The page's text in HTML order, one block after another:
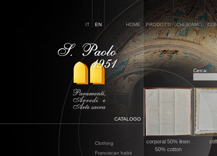
IT EN HOME PRODOTTI CHI SIAMO
Cerca:
CATALOGO
Clothing
Franciscan habit
corporal 50% linen
50% cotton